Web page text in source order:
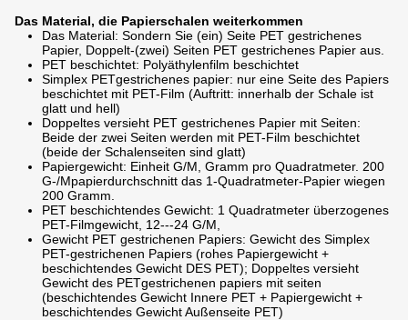
Das Material, die Papierschalen weiterkommen
Das Material: Sondern Sie (ein) Seite PET gestrichenes
Papier, Doppelt-(zwei) Seiten PET gestrichenes Papier aus.
PET beschichtet: Polyäthylenfilm beschichtet
Simplex PETgestrichenes papier: nur eine Seite des Papiers
beschichtet mit PET-Film (Auftritt: innerhalb der Schale ist
glatt und hell)
Doppeltes versieht PET gestrichenes Papier mit Seiten:
Beide der zwei Seiten werden mit PET-Film beschichtet
(beide der Schalenseiten sind glatt)
Papiergewicht: Einheit G/M, Gramm pro Quadratmeter. 200
G-/Mpapierdurchschnitt das 1-Quadratmeter-Papier wiegen
200 Gramm.
PET beschichtendes Gewicht: 1 Quadratmeter überzogenes
PET-Filmgewicht, 12---24 G/M,
Gewicht PET gestrichenen Papiers: Gewicht des Simplex
PET-gestrichenen Papiers (rohes Papiergewicht +
beschichtendes Gewicht DES PET); Doppeltes versieht
Gewicht des PETgestrichenen papiers mit seiten
(beschichtendes Gewicht Innere PET + Papiergewicht +
beschichtendes Gewicht Außenseite PET)